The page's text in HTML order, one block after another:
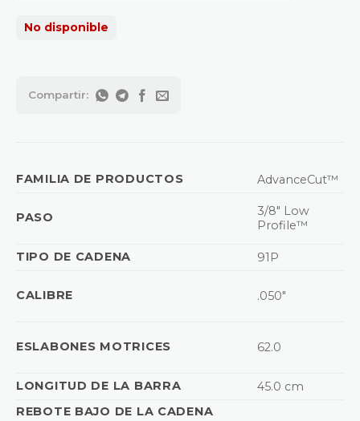
FAMILIA DE PRODUCTOS AdvanceCut™
PASO
3/8″ Low
Profile™
TIPO DE CADENA 91P
CALIBRE .050″
ESLABONES MOTRICES 62.0
LONGITUD DE LA BARRA
45.0 cm
REBOTE BAJO DE LA CADENA
No disponible